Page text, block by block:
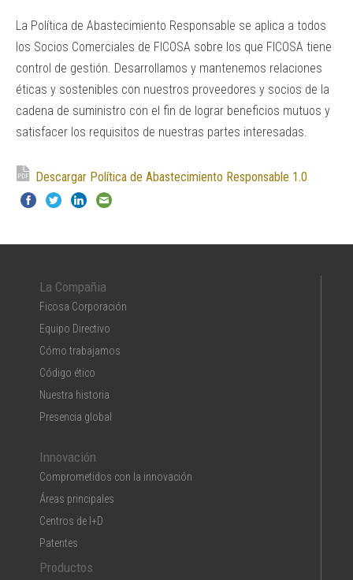
La Política de Abastecimiento Responsable se aplica a todos
los Socios Comerciales de FICOSA sobre los que FICOSA tiene
control de gestión. Desarrollamos y mantenemos relaciones
éticas y sostenibles con nuestros proveedores y socios de la
cadena de suministro con el fin de lograr beneficios mutuos y
satisfacer los requisitos de nuestras partes interesadas.
Descargar Política de Abastecimiento Responsable 1.0
La Compañia
Ficosa Corporación
Equipo Directivo
Cómo trabajamos
Código ético
Nuestra historia
Presencia global
Innovación
Comprometidos con la innovación
Áreas principales
Centros de I+D
Patentes
Productos